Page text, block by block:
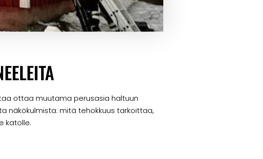
ottaa muutama perusasia haltuun
näkökulmista: mitä tehokkuus tarkoittaa,
katolle.